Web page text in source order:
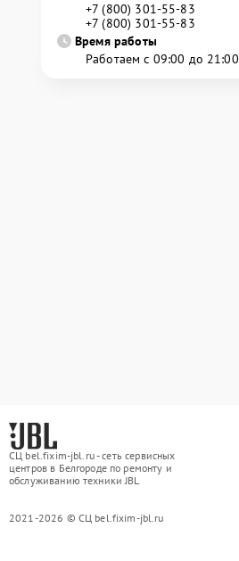
+7 (800) 301-55-83
+7 (800) 301-55-83
Время работы
Работаем с 09:00 до 21:00
СЦ bel.fixim-jbl.ru - сеть сервисных
центров в Белгороде по ремонту и
обслуживанию техники JBL
2021-2026 © СЦ bel.fixim-jbl.ru